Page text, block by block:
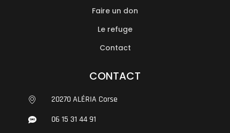
Faire un don
Le refuge
Contact
CONTACT
20270 ALÉRIA Corse
06 15 31 44 91